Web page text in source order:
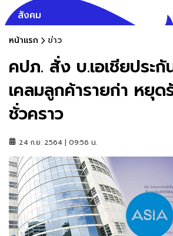
สังคม
หน้าแรก ข่าว
คปภ. สั่ง บ.เอเชียประกั
เคลมลูกค้ารายก่า หยุด
ชั่วคราว
24 ก.ย. 2564 | 09:56 น.